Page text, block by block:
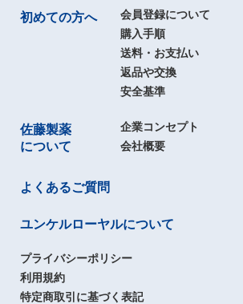
初めての方へ
会員登録について
購入手順
送料・お支払い
返品や交換
安全基準
佐藤製薬
について
企業コンセプト
会社概要
よくあるご質問
ユンケルローヤルについて
プライバシーポリシー
利用規約
特定商取引に基づく表記